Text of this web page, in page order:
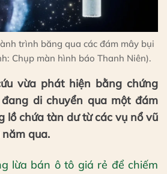
trình băng qua các đám mây bụi
Chụp màn hình báo Thanh Niên).
vừa phát hiện bằng chứng
di chuyển qua một đám
lồ chứa tàn dư từ các vụ nổ vũ
qua.
lừa bán ô tô giá rẻ để chiếm